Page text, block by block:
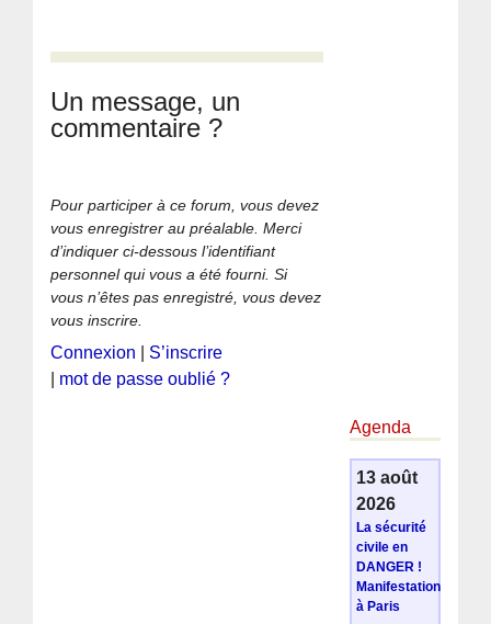
Un message, un
commentaire ?
Pour participer à ce forum, vous devez
vous enregistrer au préalable. Merci
d’indiquer ci-dessous l’identifiant
personnel qui vous a été fourni. Si
vous n’êtes pas enregistré, vous devez
vous inscrire.
Connexion
S’inscrire
mot de passe oublié ?
Agenda
13 août
2026
La sécurité
civile en
DANGER !
Manifestation
à Paris